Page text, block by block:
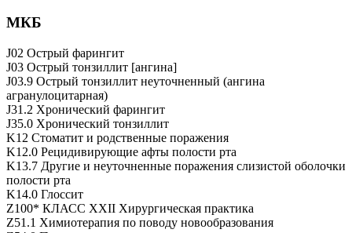
МКБ
J02 Острый фарингит
J03 Острый тонзиллит [ангина]
J03.9 Острый тонзиллит неуточненный (ангина
агранулоцитарная)
J31.2 Хронический фарингит
J35.0 Хронический тонзиллит
K12 Стоматит и родственные поражения
K12.0 Рецидивирующие афты полости рта
K13.7 Другие и неуточненные поражения слизистой оболочки
полости рта
K14.0 Глоссит
Z100* КЛАСС XXII Хирургическая практика
Z51.1 Химиотерапия по поводу новообразования